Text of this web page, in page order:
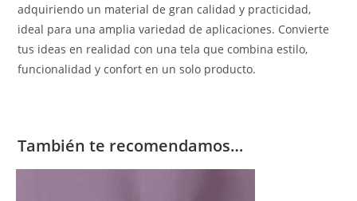
adquiriendo un material de gran calidad y practicidad,
ideal para una amplia variedad de aplicaciones. Convierte
tus ideas en realidad con una tela que combina estilo,
funcionalidad y confort en un solo producto.
También te recomendamos…